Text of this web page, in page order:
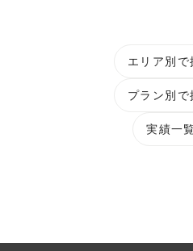
エリア別で
プラン別で
実績一